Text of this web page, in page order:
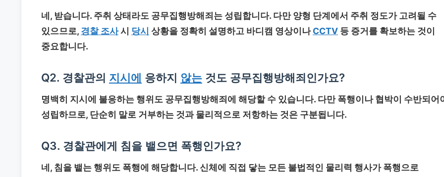
네, 받습니다. 주취 상태라도 공무집행방해죄는 성립합니다. 다만 양형 단계에서 주취 정도가 고려될 수
있으므로, 경찰 조사시 당시 상황을 정확히 설명하고 바디캠 영상이나CCTV 등 증거를 확보하는 것이
중요합니다.
Q2. 경찰관의 지시에 응하지 않는 것도 공무집행방해죄인가요?
명백히 지시에 불응하는 행위도 공무집행방해죄에 해당할 수 있습니다. 다만 폭행이나 협박이 수반되어
성립하므로, 단순히 말로 거부하는 것과 물리적으로 저항하는 것은 구분됩니다.
Q3. 경찰관에게 침을 뱉으면 폭행인가요?
네, 침을 뱉는 행위도 폭행에 해당합니다. 신체에 직접 닿는 모든 불법적인 물리력 행사가 폭행으로